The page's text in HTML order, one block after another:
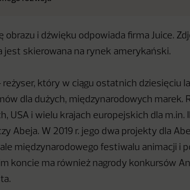
obrazu i dźwięku odpowiada firma Juice.
jest skierowana na rynek amerykański.
reżyser, który w ciągu ostatnich dziesięciu
dla dużych, międzynarodowych marek.
USA i wielu krajach europejskich dla m.in.
Abeja. W 2019 r. jego dwa projekty dla
międzynarodowego festiwalu animacji i
koncie ma również nagrody konkursów